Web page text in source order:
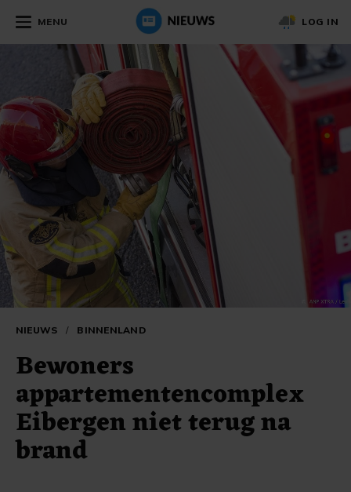
MENU LOG IN
NIEUWS / BINNENLAND
Bewoners
appartementencomplex
Eibergen niet terug na
brand